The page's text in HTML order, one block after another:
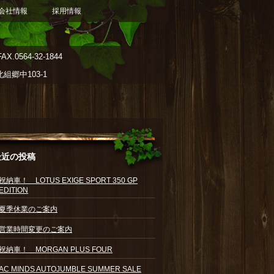
32-1844
組郷中103-1
社情報 採用情報
の投稿
納車！ LOTUS EXIGE SPORT 350 GP
季休業のご案内
業時間変更のご案内
納車！ MORGAN PLUS FOUR
MINDS AUTOJUMBLE SUMMER SALE